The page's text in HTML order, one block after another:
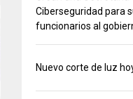
Ciberseguridad para
funcionarios al
Nuevo corte de luz